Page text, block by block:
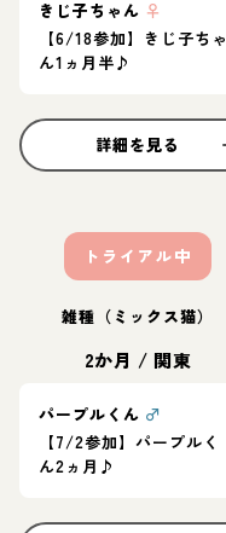
きじ子ちゃん ♀
【6/18参加】きじ子ちゃ
ん1ヵ月半♪
詳細を見る
トライアル中
雑種（ミックス猫）
2か月 / 関東
パープルくん ♂
【7/2参加】パープルく
ん2ヵ月♪